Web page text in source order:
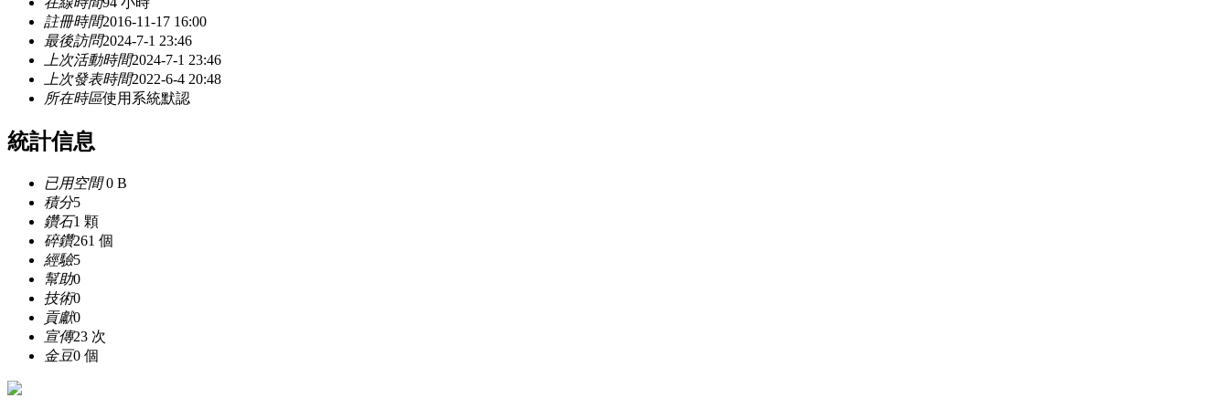
註冊時間2016-11-17 16:00
最後訪問2024-7-1 23:46
上次活動時間2024-7-1 23:46
上次發表時間2022-6-4 20:48
所在時區使用系統默認
統計信息
已用空間0 B
積分5
鑽石1 顆
碎鑽261 個
經驗5
幫助0
技術0
貢獻0
宣傳23 次
金豆0 個